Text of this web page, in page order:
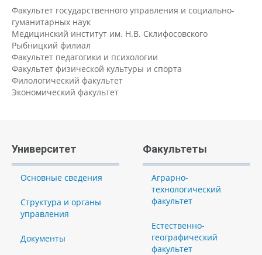
Факультет государственного управления и социально-
гуманитарных наук
Медицинский институт им. Н.В. Склифосовского
Рыбницкий филиал
Факультет педагогики и психологии
Факультет физической культуры и спорта
Филологический факультет
Экономический факультет
Университет
Основные сведения
Структура и органы
управления
Документы
Факультеты
Аграрно-
технологический
факультет
Естественно-
географический
факультет